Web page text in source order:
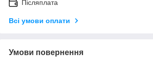
Післяплата
Всі умови оплати
Умови повернення